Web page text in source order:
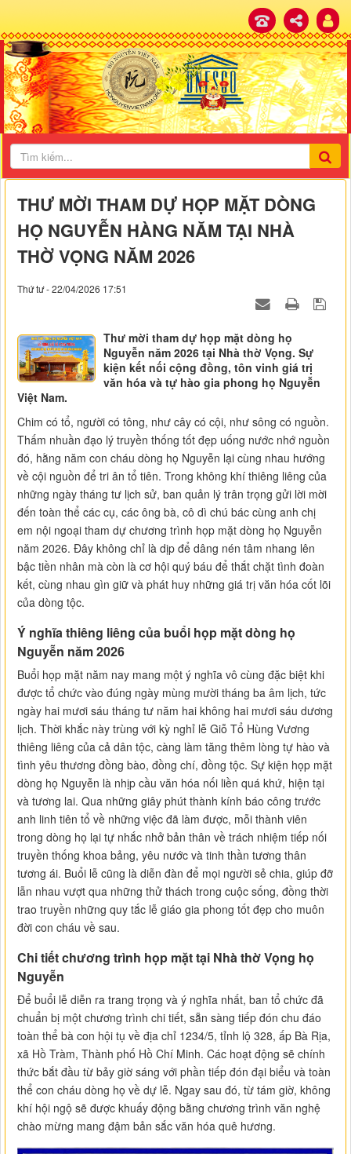
THƯ MỜI THAM DỰ HỌP MẶT DÒNG
HỌ NGUYỄN HÀNG NĂM TẠI NHÀ
THỜ VỌNG NĂM 2026
Thứ tư - 22/04/2026 17:51
Thư mời tham dự họp mặt dòng họ
Nguyễn năm 2026 tại Nhà thờ Vọng. Sự
kiện kết nối cộng đồng, tôn vinh giá trị
văn hóa và tự hào gia phong họ Nguyễn
Việt Nam.
Chim có tổ, người có tông, như cây có cội, như sông có nguồn.
Thấm nhuần đạo lý truyền thống tốt đẹp uống nước nhớ nguồn
đó, hằng năm con cháu dòng họ Nguyễn lại cùng nhau hướng
về cội nguồn để tri ân tổ tiên. Trong không khí thiêng liêng của
những ngày tháng tư lịch sử, ban quản lý trân trọng gửi lời mời
đến toàn thể các cụ, các ông bà, cô dì chú bác cùng anh chị
em nội ngoại tham dự chương trình họp mặt dòng họ Nguyễn
năm 2026. Đây không chỉ là dịp để dâng nén tâm nhang lên
bậc tiền nhân mà còn là cơ hội quý báu để thắt chặt tình đoàn
kết, cùng nhau gìn giữ và phát huy những giá trị văn hóa cốt lõi
của dòng tộc.
Ý nghĩa thiêng liêng của buổi họp mặt dòng họ
Nguyễn năm 2026
Buổi họp mặt năm nay mang một ý nghĩa vô cùng đặc biệt khi
được tổ chức vào đúng ngày mùng mười tháng ba âm lịch, tức
ngày hai mươi sáu tháng tư năm hai không hai mươi sáu dương
lịch. Thời khắc này trùng với kỳ nghỉ lễ Giỗ Tổ Hùng Vương
thiêng liêng của cả dân tộc, càng làm tăng thêm lòng tự hào và
tình yêu thương đồng bào, đồng chí, đồng tộc. Sự kiện họp mặt
dòng họ Nguyễn là nhịp cầu văn hóa nối liền quá khứ, hiện tại
và tương lai. Qua những giây phút thành kính báo công trước
anh linh tiên tổ về những việc đã làm được, mỗi thành viên
trong dòng họ lại tự nhắc nhở bản thân về trách nhiệm tiếp nối
truyền thống khoa bảng, yêu nước và tinh thần tương thân
tương ái. Buổi lễ cũng là diễn đàn để mọi người sẻ chia, giúp đỡ
lẫn nhau vượt qua những thử thách trong cuộc sống, đồng thời
trao truyền những quy tắc lễ giáo gia phong tốt đẹp cho muôn
đời con cháu về sau.
Chi tiết chương trình họp mặt tại Nhà thờ Vọng họ
Nguyễn
Để buổi lễ diễn ra trang trọng và ý nghĩa nhất, ban tổ chức đã
chuẩn bị một chương trình chi tiết, sẵn sàng tiếp đón chu đáo
toàn thể bà con hội tụ về địa chỉ 1234/5, tỉnh lộ 328, ấp Bà Rịa,
xã Hồ Tràm, Thành phố Hồ Chí Minh. Các hoạt động sẽ chính
thức bắt đầu từ bảy giờ sáng với phần tiếp đón đại biểu và toàn
thể con cháu dòng họ về dự lễ. Ngay sau đó, từ tám giờ, không
khí hội ngộ sẽ được khuấy động bằng chương trình văn nghệ
chào mừng mang đậm bản sắc văn hóa quê hương.